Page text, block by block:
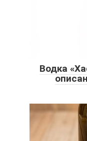
Водка